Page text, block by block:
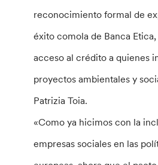
reconocimiento formal de
éxito comola de Banca
acceso al crédito a quienes
proyectos ambientales y
Patrizia Toia.
«Como ya hicimos con la
empresas sociales en las